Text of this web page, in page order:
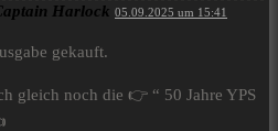
Harlock 05.09.2025 um 15:41
gekauft.
gleich noch die 👉 “ 50 Jahre YPS